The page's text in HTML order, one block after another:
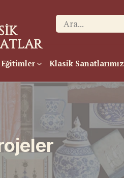
Eğitimler Klasik Sanatlarımız